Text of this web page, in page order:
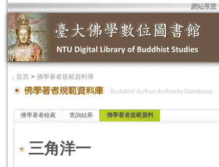
網站導覽
． 首頁 > 佛學著者規範資料庫
佛學著者檢索 查詢結果 佛學著者規範資料
三角洋一